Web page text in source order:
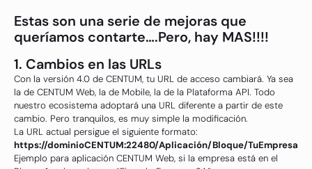
Estas son una serie de mejoras que
queríamos contarte….Pero, hay MAS!!!!
1. Cambios en las URLs
Con la versión 4.0 de CENTUM, tu URL de acceso cambiará. Ya sea
la de CENTUM Web, la de Mobile, la de la Plataforma API. Todo
nuestro ecosistema adoptará una URL diferente a partir de este
cambio. Pero tranquilos, es muy simple la modificación.
La URL actual persigue el siguiente formato:
https://dominioCENTUM:22480/Aplicación/Bloque/TuEmpresa
Ejemplo para aplicación CENTUM Web, si la empresa está en el